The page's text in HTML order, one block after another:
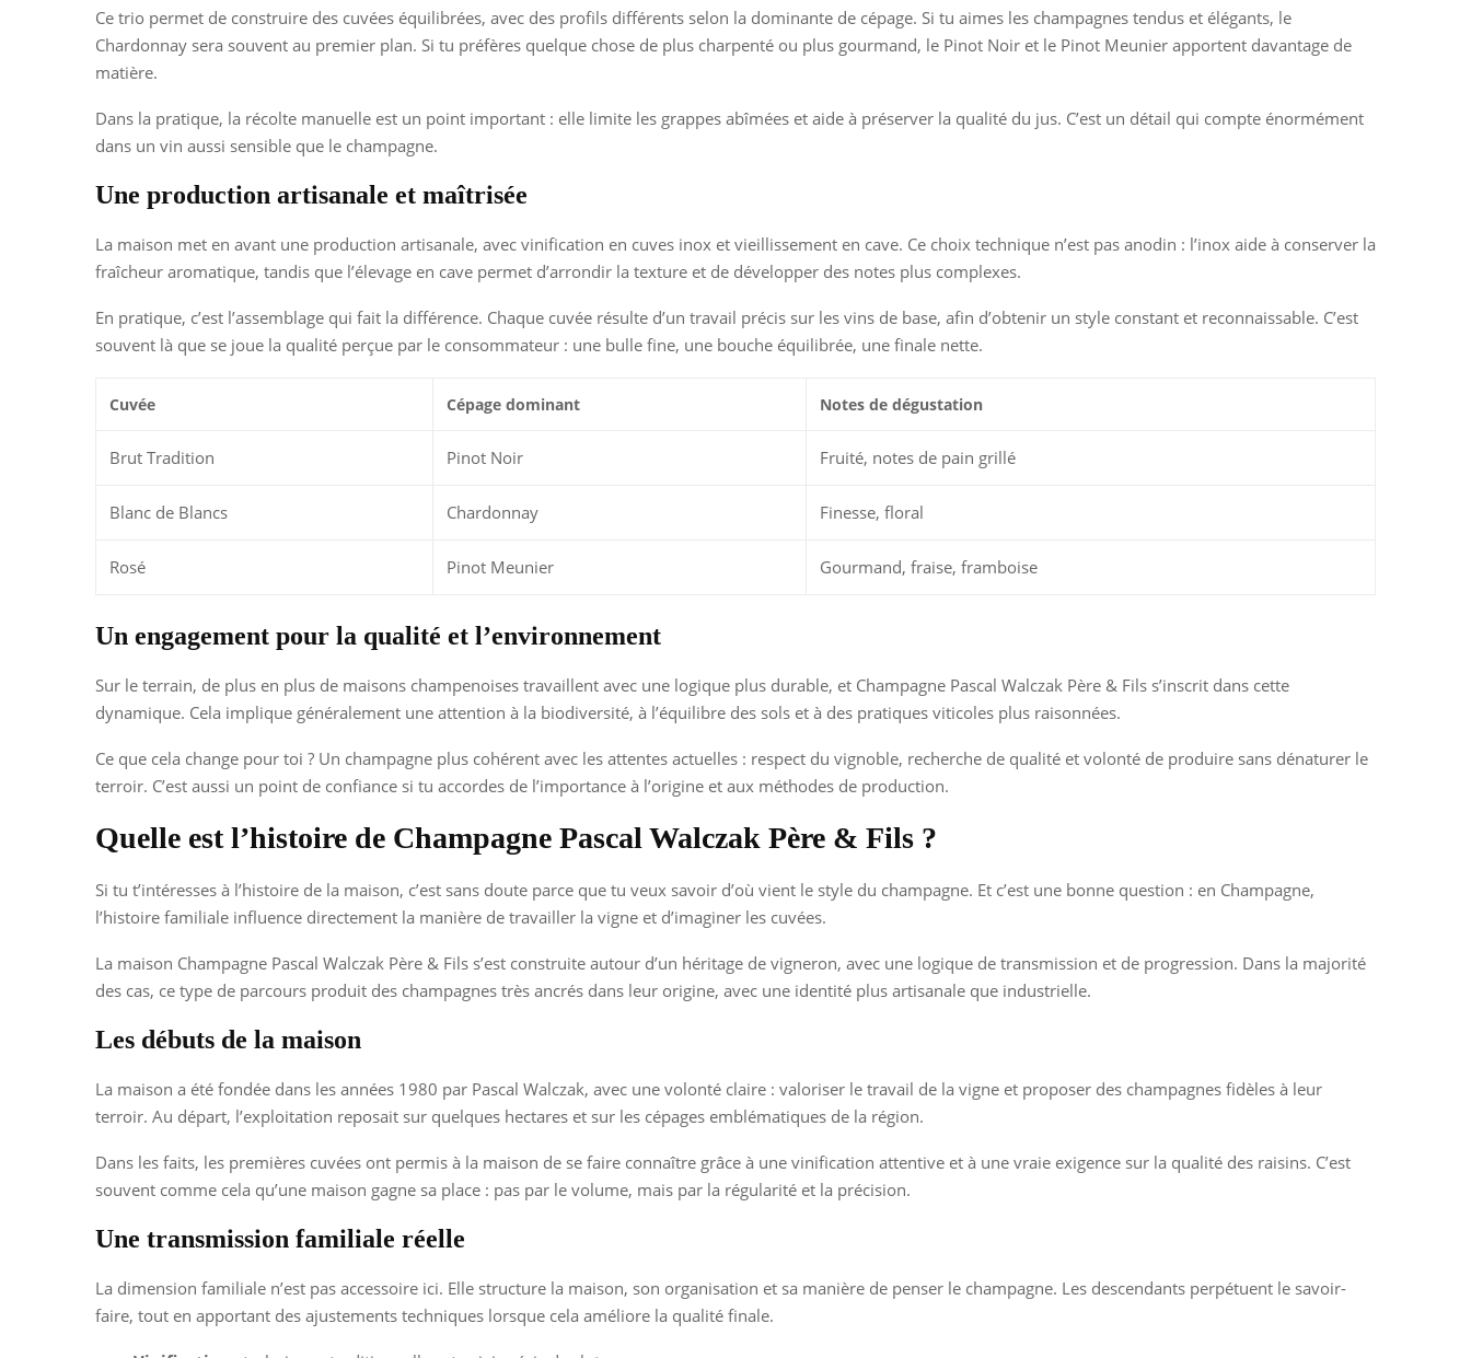
Ce trio permet de construire des cuvées équilibrées, avec des profils différents selon la dominante de cépage. Si tu aimes les champagnes tendus et élégants, le
Chardonnay sera souvent au premier plan. Si tu préfères quelque chose de plus charpenté ou plus gourmand, le Pinot Noir et le Pinot Meunier apportent davantage de
matière.
Dans la pratique, la récolte manuelle est un point important : elle limite les grappes abîmées et aide à préserver la qualité du jus. C’est un détail qui compte énormément
dans un vin aussi sensible que le champagne.
Une production artisanale et maîtrisée
La maison met en avant une production artisanale, avec vinification en cuves inox et vieillissement en cave. Ce choix technique n’est pas anodin : l’inox aide à conserver la
fraîcheur aromatique, tandis que l’élevage en cave permet d’arrondir la texture et de développer des notes plus complexes.
En pratique, c’est l’assemblage qui fait la différence. Chaque cuvée résulte d’un travail précis sur les vins de base, afin d’obtenir un style constant et reconnaissable. C’est
souvent là que se joue la qualité perçue par le consommateur : une bulle fine, une bouche équilibrée, une finale nette.
Cuvée Cépage dominant Notes de dégustation
Brut Tradition Pinot Noir Fruité, notes de pain grillé
Blanc de Blancs Chardonnay Finesse, floral
Rosé Pinot Meunier Gourmand, fraise, framboise
Un engagement pour la qualité et l’environnement
Sur le terrain, de plus en plus de maisons champenoises travaillent avec une logique plus durable, et Champagne Pascal Walczak Père & Fils s’inscrit dans cette
dynamique. Cela implique généralement une attention à la biodiversité, à l’équilibre des sols et à des pratiques viticoles plus raisonnées.
Ce que cela change pour toi ? Un champagne plus cohérent avec les attentes actuelles : respect du vignoble, recherche de qualité et volonté de produire sans dénaturer le
terroir. C’est aussi un point de confiance si tu accordes de l’importance à l’origine et aux méthodes de production.
Quelle est l’histoire de Champagne Pascal Walczak Père & Fils ?
Si tu t’intéresses à l’histoire de la maison, c’est sans doute parce que tu veux savoir d’où vient le style du champagne. Et c’est une bonne question : en Champagne,
l’histoire familiale influence directement la manière de travailler la vigne et d’imaginer les cuvées.
La maison Champagne Pascal Walczak Père & Fils s’est construite autour d’un héritage de vigneron, avec une logique de transmission et de progression. Dans la majorité
des cas, ce type de parcours produit des champagnes très ancrés dans leur origine, avec une identité plus artisanale que industrielle.
Les débuts de la maison
La maison a été fondée dans les années 1980 par Pascal Walczak, avec une volonté claire : valoriser le travail de la vigne et proposer des champagnes fidèles à leur
terroir. Au départ, l’exploitation reposait sur quelques hectares et sur les cépages emblématiques de la région.
Dans les faits, les premières cuvées ont permis à la maison de se faire connaître grâce à une vinification attentive et à une vraie exigence sur la qualité des raisins. C’est
souvent comme cela qu’une maison gagne sa place : pas par le volume, mais par la régularité et la précision.
Une transmission familiale réelle
La dimension familiale n’est pas accessoire ici. Elle structure la maison, son organisation et sa manière de penser le champagne. Les descendants perpétuent le savoir-
faire, tout en apportant des ajustements techniques lorsque cela améliore la qualité finale.